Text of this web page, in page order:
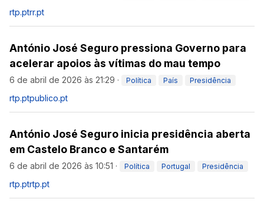
rtp.ptrr.pt
António José Seguro pressiona Governo para
acelerar apoios às vítimas do mau tempo
6 de abril de 2026 às 21:29 · Política País Presidência
rtp.ptpublico.pt
António José Seguro inicia presidência aberta
em Castelo Branco e Santarém
6 de abril de 2026 às 10:51 · Política Portugal Presidência
rtp.ptrtp.pt